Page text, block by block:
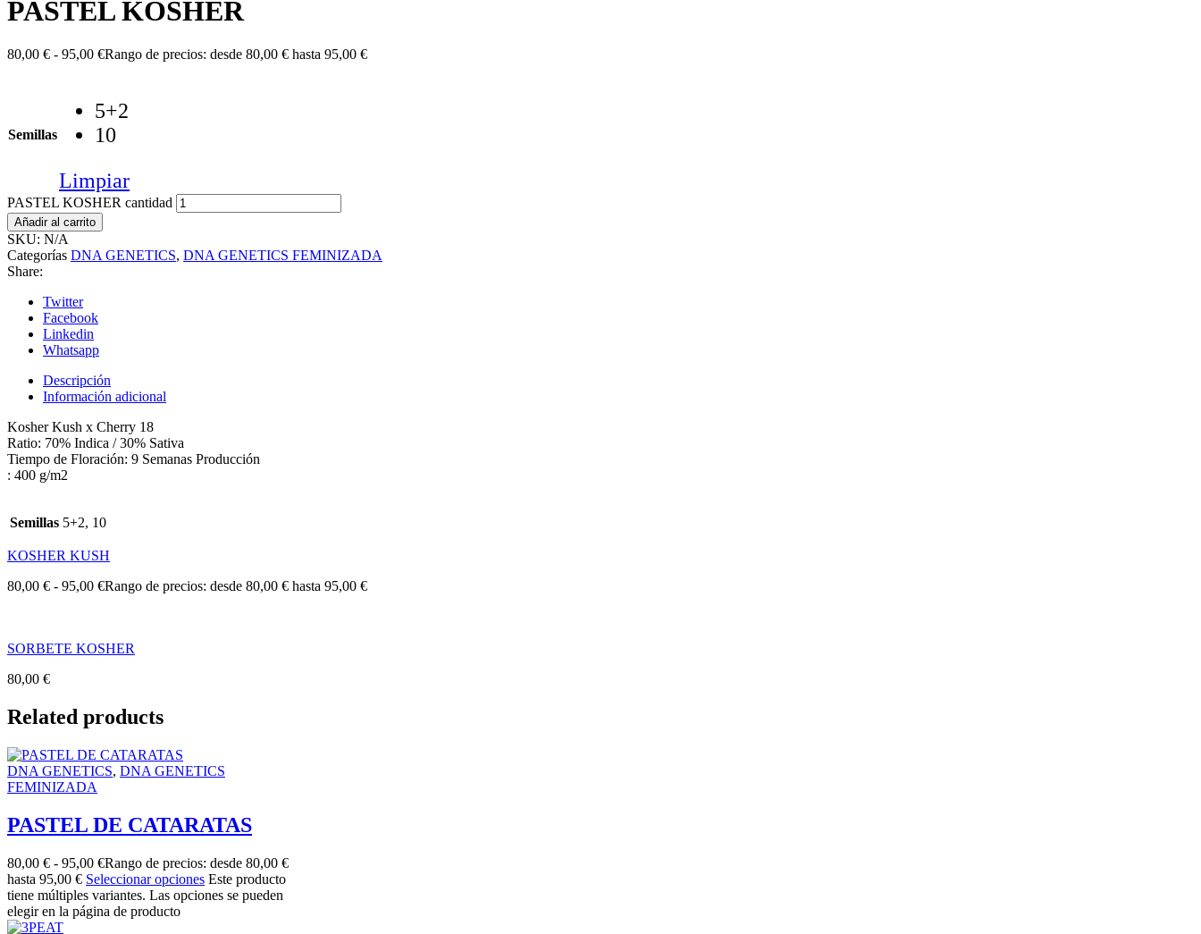
PASTEL KOSHER
80,00 € - 95,00 €Rango de precios: desde 80,00 € hasta 95,00 €
Semillas
5+2
10
Limpiar
PASTEL KOSHER cantidad
Añadir al carrito
SKU: N/A
Categorías DNA GENETICS, DNA GENETICS FEMINIZADA
Share:
Twitter
Facebook
Linkedin
Whatsapp
Descripción
Información adicional
Kosher Kush x Cherry 18
Ratio: 70% Indica / 30% Sativa
Tiempo de Floración: 9 Semanas Producción
: 400 g/m2
Semillas 5+2, 10
KOSHER KUSH
80,00 € - 95,00 €Rango de precios: desde 80,00 € hasta 95,00 €
SORBETE KOSHER
80,00 €
Related products
DNA GENETICS, DNA GENETICS
FEMINIZADA
PASTEL DE CATARATAS
80,00 € - 95,00 €Rango de precios: desde 80,00 €
hasta 95,00 € Seleccionar opciones Este producto
tiene múltiples variantes. Las opciones se pueden
elegir en la página de producto